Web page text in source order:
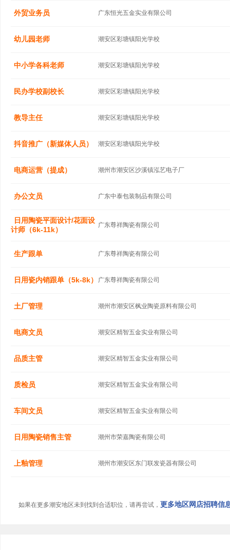
外贸业务员 广东恒光五金实业有限公司
幼儿园老师 潮安区彩塘镇阳光学校
中小学各科老师 潮安区彩塘镇阳光学校
民办学校副校长 潮安区彩塘镇阳光学校
教导主任 潮安区彩塘镇阳光学校
抖音推广（新媒体人员） 潮安区彩塘镇阳光学校
电商运营（提成） 潮州市潮安区沙溪镇泓艺电子厂
办公文员 广东中泰包装制品有限公司
日用陶瓷平面设计/花面设
计师（6k-11k）
广东尊祥陶瓷有限公司
生产跟单 广东尊祥陶瓷有限公司
日用瓷内销跟单（5k-8k） 广东尊祥陶瓷有限公司
土厂管理 潮州市潮安区枫业陶瓷原料有限公司
电商文员 潮安区精智五金实业有限公司
品质主管 潮安区精智五金实业有限公司
质检员 潮安区精智五金实业有限公司
车间文员 潮安区精智五金实业有限公司
日用陶瓷销售主管 潮州市荣嘉陶瓷有限公司
上釉管理 潮州市潮安区东门联发瓷器有限公司
如果在更多潮安地区未到找到合适职位，请再尝试， 更多地区网店招聘信